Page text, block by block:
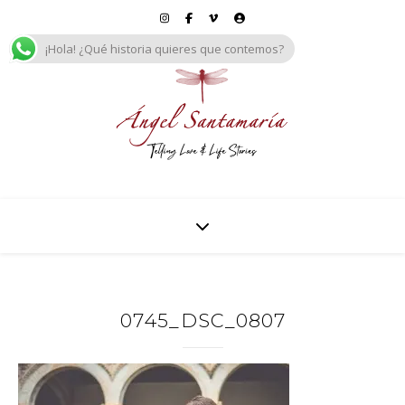
0745_DSC_0807
¡Hola! ¿Qué historia quieres que contemos?